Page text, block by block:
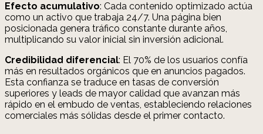
Efecto acumulativo: Cada contenido optimizado actúa
como un activo que trabaja 24/7. Una página bien
posicionada genera tráfico constante durante años,
multiplicando su valor inicial sin inversión adicional.
Credibilidad diferencial: El 70% de los usuarios confía
más en resultados orgánicos que en anuncios pagados.
Esta confianza se traduce en tasas de conversión
superiores y leads de mayor calidad que avanzan más
rápido en el embudo de ventas, estableciendo relaciones
comerciales más sólidas desde el primer contacto.